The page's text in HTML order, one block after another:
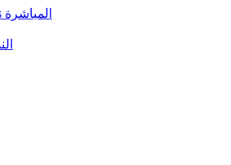
جلسات Ultralytics المباشرة